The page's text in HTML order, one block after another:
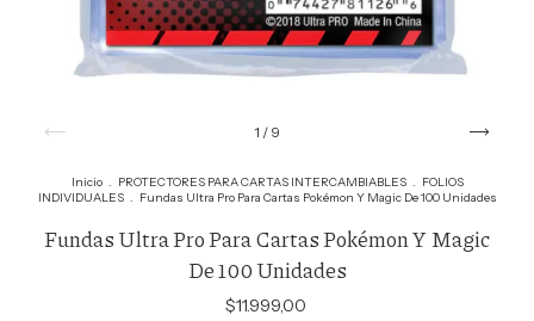
1 / 9
Inicio PROTECTORES PARA CARTAS INTERCAMBIABLES
FOLIOS
INDIVIDUALES
Fundas Ultra Pro Para Cartas Pokémon Y Magic De 100 Unidades
Fundas Ultra Pro Para Cartas Pokémon Y Magic
De 100 Unidades
$11.999,00